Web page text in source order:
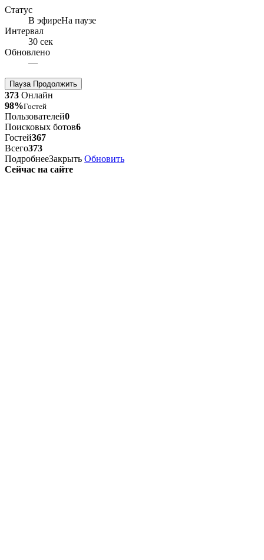
Статус
В эфиреНа паузе
Интервал
30 сек
Обновлено
—
ПаузаПродолжить
373 Онлайн
98%Гостей
Пользователей0
Поисковых ботов6
Гостей367
Всего373
ПодробнееЗакрыть Обновить
Сейчас на сайте